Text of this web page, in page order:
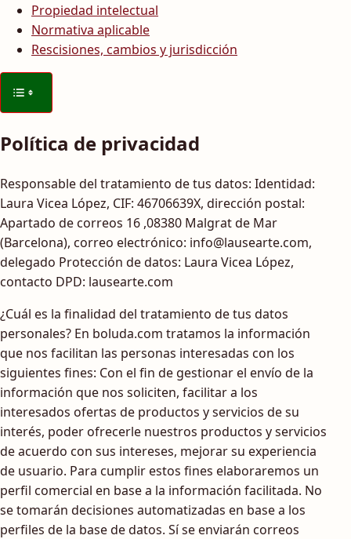
Propiedad intelectual
Normativa aplicable
Rescisiones, cambios y jurisdicción
Política de privacidad
Responsable del tratamiento de tus datos: Identidad:
Laura Vicea López, CIF: 46706639X, dirección postal:
Apartado de correos 16 ,08380 Malgrat de Mar
(Barcelona), correo electrónico: info@lausearte.com,
delegado Protección de datos: Laura Vicea López,
contacto DPD: lausearte.com
¿Cuál es la finalidad del tratamiento de tus datos
personales? En boluda.com tratamos la información
que nos facilitan las personas interesadas con los
siguientes fines: Con el fin de gestionar el envío de la
información que nos soliciten, facilitar a los
interesados ofertas de productos y servicios de su
interés, poder ofrecerle nuestros productos y servicios
de acuerdo con sus intereses, mejorar su experiencia
de usuario. Para cumplir estos fines elaboraremos un
perfil comercial en base a la información facilitada. No
se tomarán decisiones automatizadas en base a los
perfiles de la base de datos. Sí se enviarán correos